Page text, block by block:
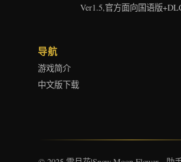
Ver1.5,官方面向国语版
导航
游戏简介
中文版下载